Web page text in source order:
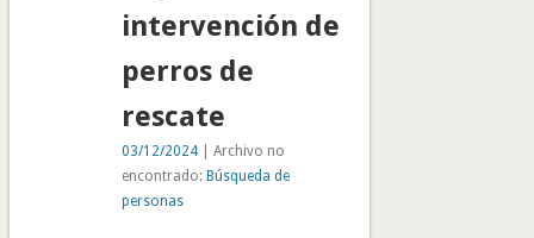
intervención de
perros de
rescate
03/12/2024| Archivo no
encontrado: Búsqueda de
personas